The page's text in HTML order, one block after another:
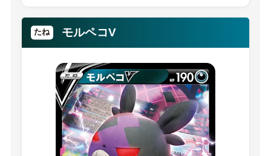
モルペコV